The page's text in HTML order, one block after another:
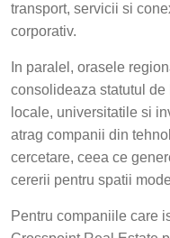
transport, servicii si
corporativ.
In paralel, orasele
consolideaza statutul
locale, universitatile si
atrag companii din
cercetare, ceea ce
cererii pentru spatii
Pentru companiile care